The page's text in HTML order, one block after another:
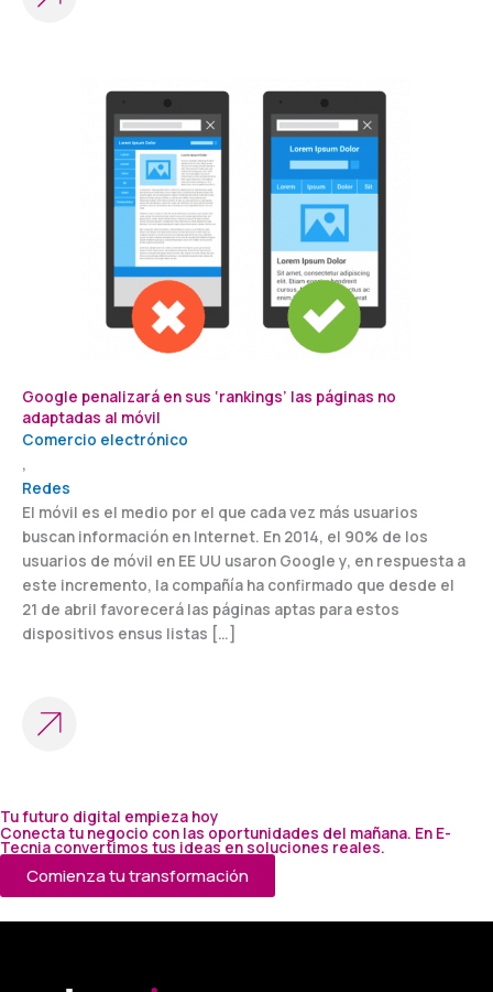
Google penalizará en sus ‘rankings’ las páginas no
adaptadas al móvil
Comercio electrónico
,
Redes
El móvil es el medio por el que cada vez más usuarios
buscan información en Internet. En 2014, el 90% de los
usuarios de móvil en EE UU usaron Google y, en respuesta a
este incremento, la compañía ha confirmado que desde el
21 de abril favorecerá las páginas aptas para estos
dispositivos ensus listas […]
Tu futuro digital empieza hoy
Conecta tu negocio con las oportunidades del mañana. En E-
Tecnia convertimos tus ideas en soluciones reales.
Comienza tu transformación